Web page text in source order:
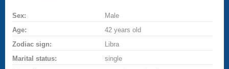
Sex:
Male
Age:
42 years old
Zodiac sign:
Libra
Marital status:
single